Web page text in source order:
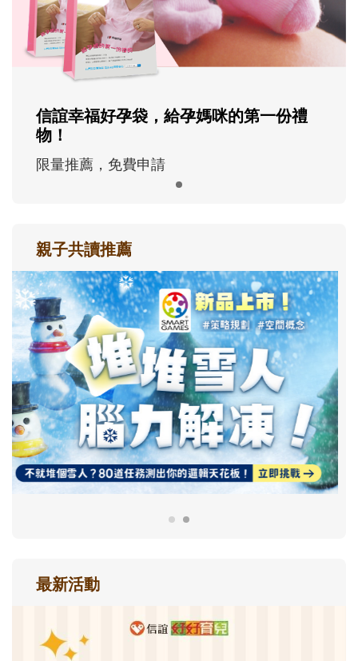
信誼幸福好孕袋，給孕媽咪的第一份禮
物！
限量推薦，免費申請
親子共讀推薦
最新活動